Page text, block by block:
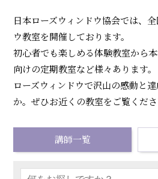
ド
ウ
協
会
日本ローズウィンドウ協会では、
ウ教室を開催しております。
初心者でも楽しめる体験教室から
向けの定期教室など様々あります。
ローズウィンドウで沢山の感動と
か。ぜひお近くの教室をご覧くださ
講師一覧